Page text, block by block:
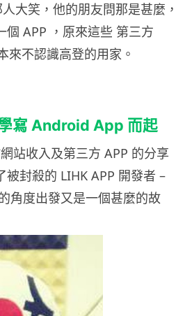
大笑，他的朋友問那是甚麼，
個 APP ，原來這些 第三方
來不認識高登的用家。
寫 Android App 而起
站收入及第三方 APP 的分享
被封殺的 LIHK APP 開發者 –
角度出發又是一個甚麼的故